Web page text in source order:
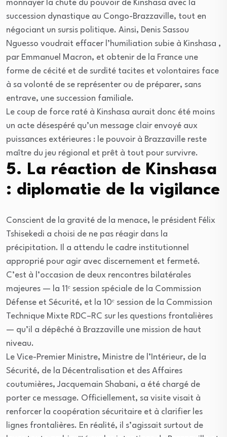
monnayer la chute du pouvoir de Kinshasa avec la
succession dynastique au Congo-Brazzaville, tout en
négociant un sursis politique. Ainsi, Denis Sassou
Nguesso voudrait effacer l’humiliation subie à Kinshasa ,
par Emmanuel Macron, et obtenir de la France une
forme de cécité et de surdité tacites et volontaires face
à sa volonté de se représenter ou de préparer, sans
entrave, une succession familiale.
Le coup de force raté à Kinshasa aurait donc été moins
un acte désespéré qu’un message clair envoyé aux
puissances extérieures : le pouvoir à Brazzaville reste
maître du jeu régional et prêt à tout pour survivre.
5. La réaction de Kinshasa
: diplomatie de la vigilance
Conscient de la gravité de la menace, le président Félix
Tshisekedi a choisi de ne pas réagir dans la
précipitation. Il a attendu le cadre institutionnel
approprié pour agir avec discernement et fermeté.
C’est à l’occasion de deux rencontres bilatérales
majeures — la 11ᵉ session spéciale de la Commission
Défense et Sécurité, et la 10ᵉ session de la Commission
Technique Mixte RDC–RC sur les questions frontalières
— qu’il a dépêché à Brazzaville une mission de haut
niveau.
Le Vice-Premier Ministre, Ministre de l’Intérieur, de la
Sécurité, de la Décentralisation et des Affaires
coutumières, Jacquemain Shabani, a été chargé de
porter ce message. Officiellement, sa visite visait à
renforcer la coopération sécuritaire et à clarifier les
lignes frontalières. En réalité, il s’agissait surtout de